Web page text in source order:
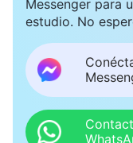
aquello; no
permanecer
obstáculo te
pueda llevar a
Messenger para
estudio. No